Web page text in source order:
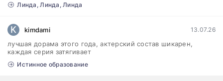
Линда, Линда, Линда
K kimdami 13.07.26
лучшая дорама этого года, актерский состав шикарен,
каждая серия затягивает
Истинное образование